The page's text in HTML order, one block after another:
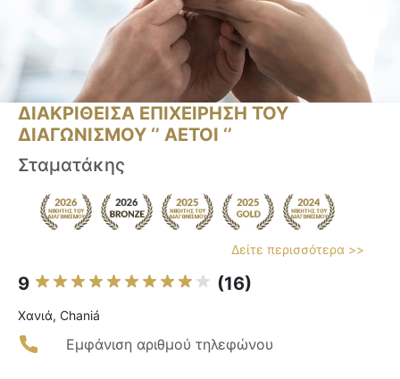
ΔΙΑΚΡΙΘΕΙΣΑ ΕΠΙΧΕΙΡΗΣΗ ΤΟΥ
ΔΙΑΓΩΝΙΣΜΟΥ ‘’ ΑΕΤΟΙ ‘’
Σταματάκης
Δείτε περισσότερα >>
9 (16)
Χανιά, Chaniá
Εμφάνιση αριθμού τηλεφώνου